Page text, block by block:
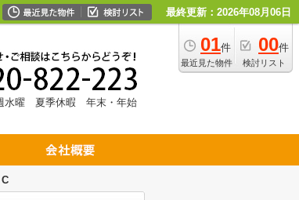
最終更新：2026年08月06日
01件
最近見た物件
00件
検討リスト
水曜 夏季休暇 年末・年始
C